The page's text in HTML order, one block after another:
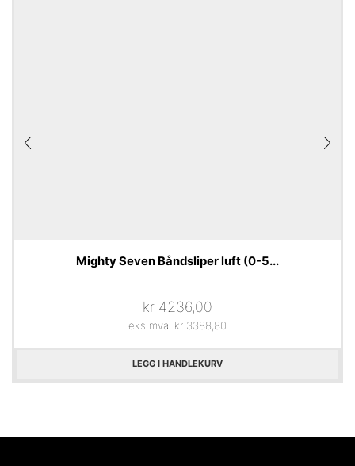
Mighty Seven Båndsliper luft (0-5...
kr 4236,00
eks mva: kr 3388,80
LEGG I HANDLEKURV